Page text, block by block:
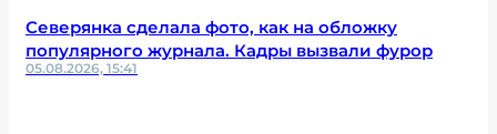
Северянка сделала фото, как на обложку
популярного журнала. Кадры вызвали фурор
05.08.2026, 15:41